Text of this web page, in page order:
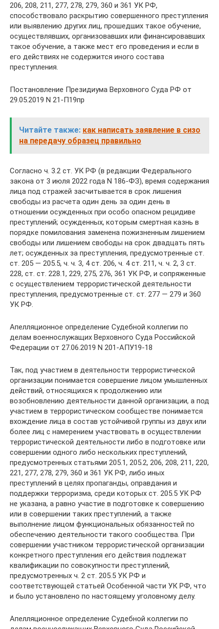
206, 208, 211, 277, 278, 279, 360 и 361 УК РФ,
способствовало раскрытию совершенного преступления
или выявлению других лиц, прошедших такое обучение,
осуществлявших, организовавших или финансировавших
такое обучение, а также мест его проведения и если в
его действиях не содержится иного состава
преступления.
Постановление Президиума Верховного Суда РФ от
29.05.2019 N 21-П19пр
Читайте также: как написать заявление в сизо
на передачу образец правильно
Согласно ч. 3.2 ст. УК РФ (в редакции Федерального
закона от 3 июля 2022 года N 186-ФЗ), время содержания
лица под стражей засчитывается в срок лишения
свободы из расчета один день за один день в
отношении осужденных при особо опасном рецидиве
преступлений; осужденных, которым смертная казнь в
порядке помилования заменена пожизненным лишением
свободы или лишением свободы на срок двадцать пять
лет; осужденных за преступления, предусмотренные ст.
ст. 205 — 205.5, ч. ч. 3, 4 ст. 206, ч. 4 ст. 211, ч. ч. 2, 3 ст.
228, ст. ст. 228.1, 229, 275, 276, 361 УК РФ, и сопряженные
с осуществлением террористической деятельности
преступления, предусмотренные ст. ст. 277 — 279 и 360
УК РФ.
Апелляционное определение Судебной коллегии по
делам военнослужащих Верховного Суда Российской
Федерации от 27.06.2019 N 201-АПУ19-18
Так, под участием в деятельности террористической
организации понимается совершение лицом умышленных
действий, относящихся к продолжению или
возобновлению деятельности данной организации, а под
участием в террористическом сообществе понимается
вхождение лица в состав устойчивой группы из двух или
более лиц с намерением участвовать в осуществлении
террористической деятельности либо в подготовке или
совершении одного либо нескольких преступлений,
предусмотренных статьями 205.1, 205.2, 206, 208, 211, 220,
221, 277, 278, 279, 360 и 361 УК РФ, либо иных
преступлений в целях пропаганды, оправдания и
поддержки терроризма, среди которых ст. 205.5 УК РФ
не указана, а равно участие в подготовке к совершению
или в совершении таких преступлений, а также
выполнение лицом функциональных обязанностей по
обеспечению деятельности такого сообщества. При
совершении участником террористической организации
конкретного преступления его действия подлежат
квалификации по совокупности преступлений,
предусмотренных ч. 2 ст. 205.5 УК РФ и
соответствующей статьей Особенной части УК РФ, что
и было установлено по настоящему уголовному делу.
Апелляционное определение Судебной коллегии по